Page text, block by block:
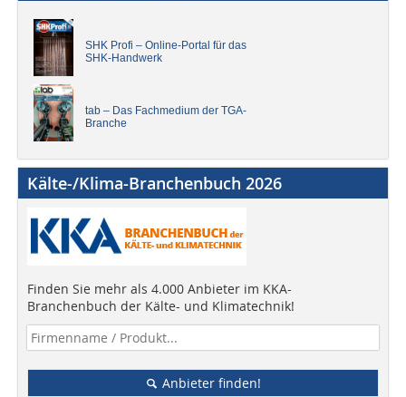
SHK Profi – Online-Portal für das
SHK-Handwerk
tab – Das Fachmedium der TGA-
Branche
Kälte-/Klima-Branchenbuch 2026
Finden Sie mehr als 4.000 Anbieter im KKA-
Branchenbuch der Kälte- und Klimatechnik!
Anbieter finden!